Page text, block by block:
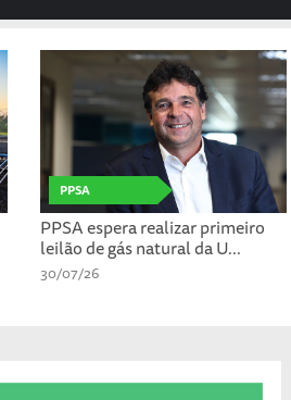
PPSA
PPSA espera realizar primeiro
leilão de gás natural da U...
30/07/26